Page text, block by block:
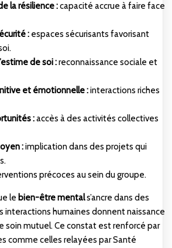
la résilience :capacité accrue à faire face
: espaces sécurisants favorisant
de soi :reconnaissance sociale et
et émotionnelle :interactions riches
:accès à des activités collectives
:implication dans des projets qui
précoces au sein du groupe.
le bien-être mentals’ancre dans des
interactions humaines donnent naissance
soin mutuel. Ce constat est renforcé par
comme celles relayées parSanté